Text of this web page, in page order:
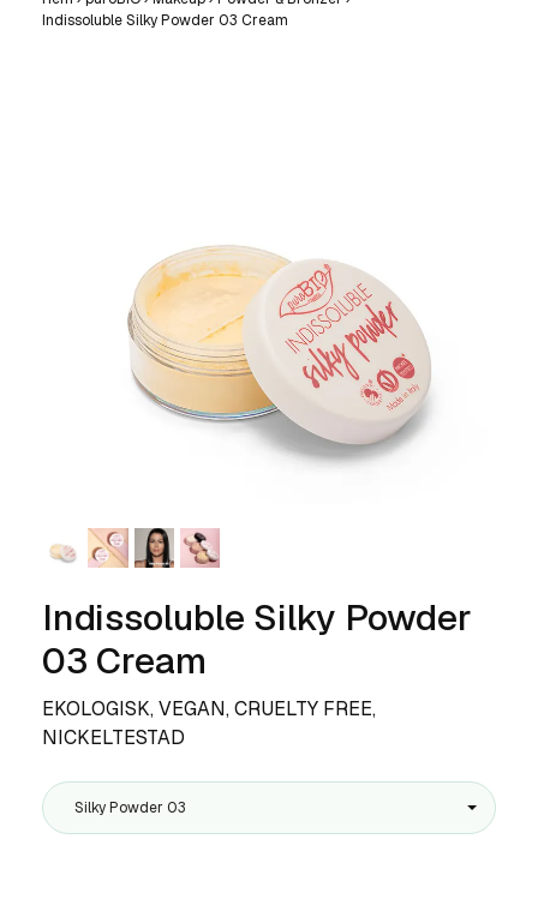
Indissoluble Silky Powder 03 Cream
Indissoluble Silky Powder
03 Cream
EKOLOGISK, VEGAN, CRUELTY FREE,
NICKELTESTAD
Silky Powder 03